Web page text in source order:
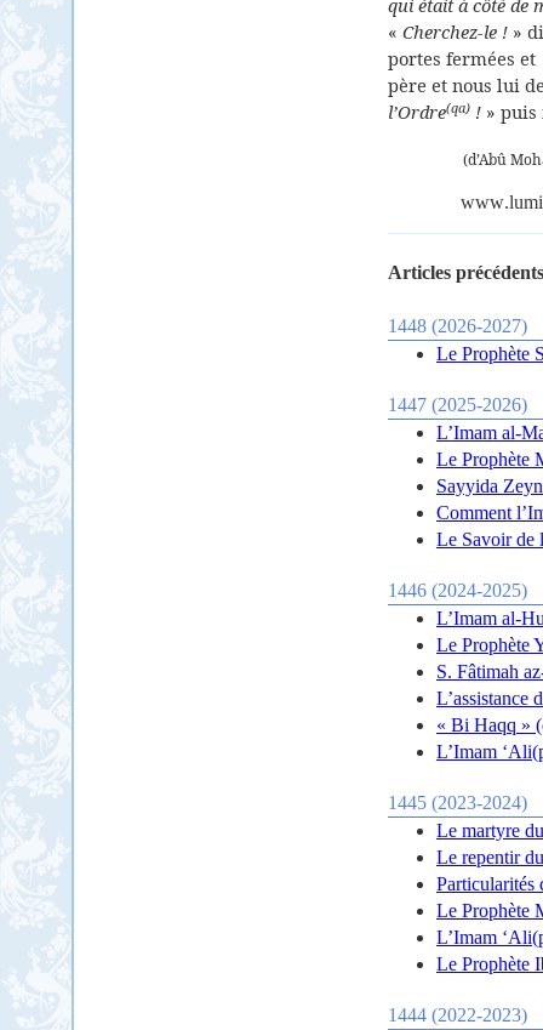
qui était à côté de
« Cherchez-le ! »
portes fermées et
père et nous lui
l’Ordre(qa) ! » puis
(d’Abû
www.
Articles
1448 (2026-2027)
Le Prophète
1447 (2025-2026)
L’Imam al-
Le Prophète
Sayyida
Comment
Le Savoir de
1446 (2024-2025)
L’Imam al-
Le Prophète
S. Fâtimah
L’assistance
« Bi Haqq »
L’Imam
1445 (2023-2024)
Le martyre
Le repentir
Particularités
Le Prophète
L’Imam
Le Prophète
1444 (2022-2023)